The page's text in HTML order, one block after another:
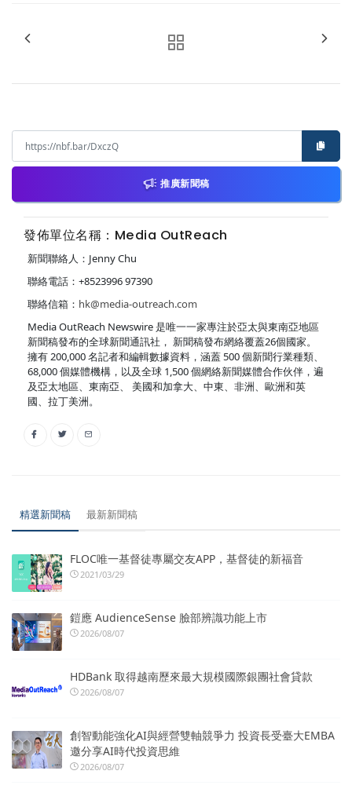
推廣新聞稿
發佈單位名稱：Media OutReach
新聞聯絡人：Jenny Chu
聯絡電話：+8523996 97390
聯絡信箱： hk@media-outreach.com
Media OutReach Newswire 是唯一一家專注於亞太與東南亞地區
新聞稿發布的全球新聞通訊社， 新聞稿發布網絡覆蓋26個國家。
擁有 200,000 名記者和編輯數據資料，涵蓋 500 個新聞行業種類、
68,000 個媒體機構，以及全球 1,500 個網絡新聞媒體合作伙伴，遍
及亞太地區、東南亞、 美國和加拿大、中東、非洲、歐洲和英
國、拉丁美洲。
精選新聞稿 最新新聞稿
FLOC唯一基督徒專屬交友APP，基督徒的新福音
2021/03/29
鎧應 AudienceSense 臉部辨識功能上市
2026/08/07
HDBank 取得越南歷來最大規模國際銀團社會貸款
2026/08/07
創智動能強化AI與經營雙軸競爭力 投資長受臺大EMBA
邀分享AI時代投資思維
2026/08/07